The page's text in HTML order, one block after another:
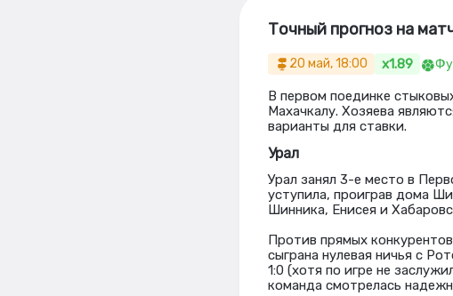
Точный прогноз на
20 май, 18:00 x1.89
В первом поединке
Махачкалу. Хозяева
варианты для ставки.
Урал
Урал занял 3-е место в
уступила, проиграв дома
Шинника, Енисея и
Против прямых
сыграна нулевая ничья с
1:0 (хотя по игре не
команда смотрелась